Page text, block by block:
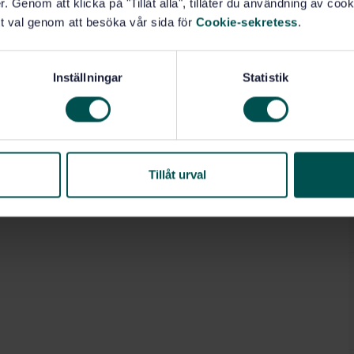
Genom att klicka på "Tillåt alla", tillåter du användning av
val genom att besöka vår sida för Cookie-sekretess.
Inställningar Statistik
Tillåt urval